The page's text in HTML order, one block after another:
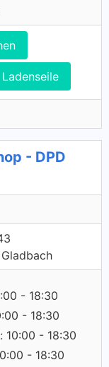
Ladenseile
- DPD
- 18:30
- 18:30
10:00 - 18:30
- 18:30